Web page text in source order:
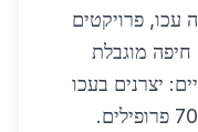
עכו, פרויקטים
חיפה מוגבלת
יצרנים בעכו